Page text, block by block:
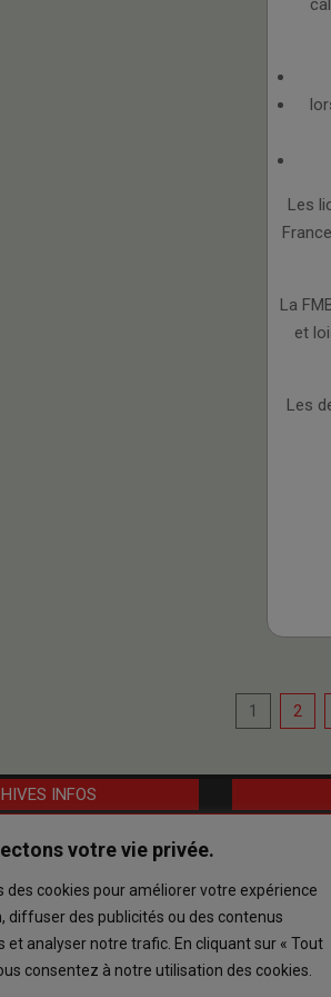
votre vie privée.
des cookies pour améliorer votre expérience
diffuser des publicités ou des contenus
et analyser notre trafic. En cliquant sur « Tout
consentez à notre utilisation des cookies.
Les
La
et
Les
1 2
INFOS
au Belgian Classic
CIRCUIT DE
12/01/2026
2025
BelgischeM
BE H